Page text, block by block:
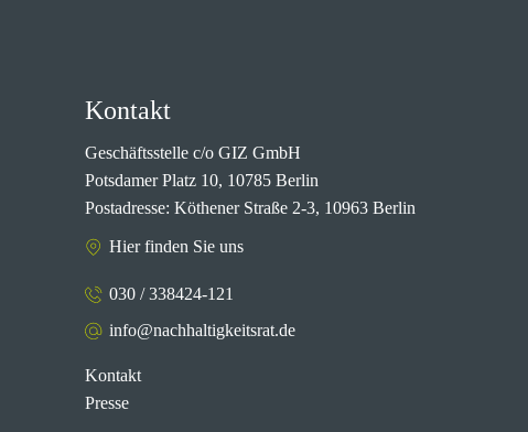
Kontakt
Geschäftsstelle c/o GIZ GmbH
Potsdamer Platz 10, 10785 Berlin
Postadresse: Köthener Straße 2-3, 10963 Berlin
Hier finden Sie uns
030 / 338424-121
info@nachhaltigkeitsrat.de
Kontakt
Presse